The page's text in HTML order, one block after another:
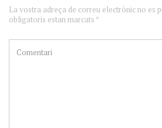
La vostra adreça de correu electrònic no es
obligatoris estan marcats *